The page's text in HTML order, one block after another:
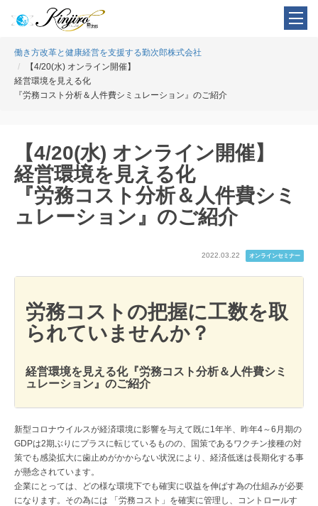
働き方改革と健康経営を支援する勤次郎株式会社
【4/20(水) オンライン開催】
経営環境を見える化
『労務コスト分析＆人件費シミュレーション』のご紹介
【4/20(水) オンライン開催】
経営環境を見える化
『労務コスト分析＆人件費シミ
ュレーション』のご紹介
2022.03.22 オンラインセミナー
労務コストの把握に工数を取
られていませんか？
経営環境を見える化『労務コスト分析＆人件費シミ
ュレーション』のご紹介
新型コロナウイルスが経済環境に影響を与えて既に1年半、昨年4～6月期の
GDPは2期ぶりにプラスに転じているものの、国策であるワクチン接種の対
策でも感染拡大に歯止めがかからない状況により、経済低迷は長期化する事
が懸念されています。
企業にとっては、どの様な環境下でも確実に収益を伸ばす為の仕組みが必要
になります。その為には 「労務コスト」を確実に管理し、コントロールす